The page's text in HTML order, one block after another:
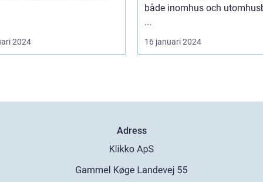
2024
både inomhus och
...
16 januari 2024
Adress